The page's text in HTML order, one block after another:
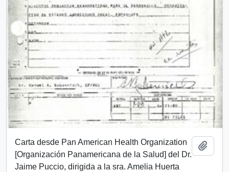
Carta desde Pan American Health Organization
[Organización Panamericana de la Salud] del Dr.
Jaime Puccio, dirigida a la sra. Amelia Huerta